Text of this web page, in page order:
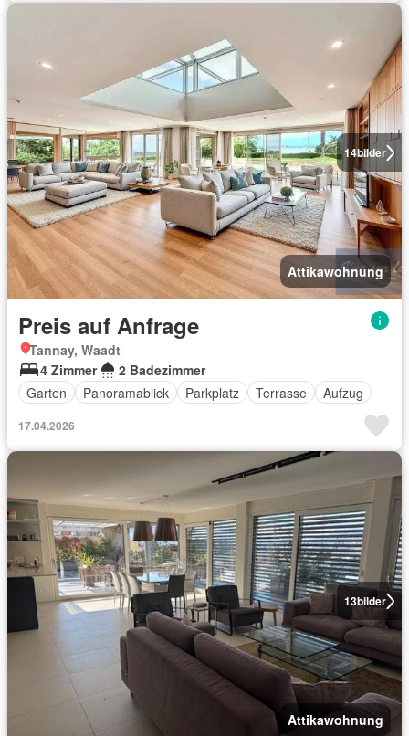
14bilder
Attikawohnung
Preis auf Anfrage
Tannay, Waadt
4 Zimmer
2 Badezimmer
Garten
Panoramablick Parkplatz Terrasse Aufzug
17.04.2026
13bilder
Attikawohnung